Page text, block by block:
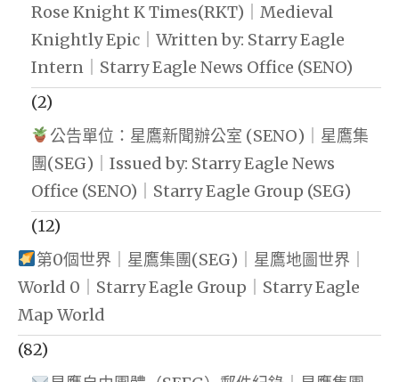
Rose Knight K Times(RKT)｜Medieval
Knightly Epic｜Written by: Starry Eagle
Intern｜Starry Eagle News Office (SENO)
(2)
公告單位：星鷹新聞辦公室 (SENO)｜星鷹集
團(SEG)｜Issued by: Starry Eagle News
Office (SENO)｜Starry Eagle Group (SEG)
(12)
第0個世界｜星鷹集團(SEG)｜星鷹地圖世界｜
World 0｜Starry Eagle Group｜Starry Eagle
Map World
(82)